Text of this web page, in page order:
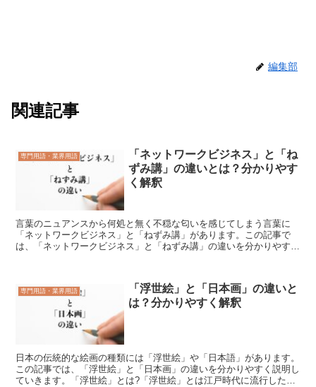
編集部
関連記事
専門用語・業界用語
「ネットワークビジネス」と「ね
ずみ講」の違いとは？分かりやす
く解釈
言葉のニュアンスから何処と無く不穏な匂いを感じてしまう言葉に
「ネットワークビジネス」と「ねずみ講」があります。この記事で
は、「ネットワークビジネス」と「ねずみ講」の違いを分かりやすく
専門用語・業界用語
「浮世絵」と「日本画」の違いと
は？分かりやすく解釈
日本の伝統的な絵画の種類には「浮世絵」や「日本語」があります。
この記事では、「浮世絵」と「日本画」の違いを分かりやすく説明し
ていきます。「浮世絵」とは?「浮世絵」とは江戸時代に流行した絵